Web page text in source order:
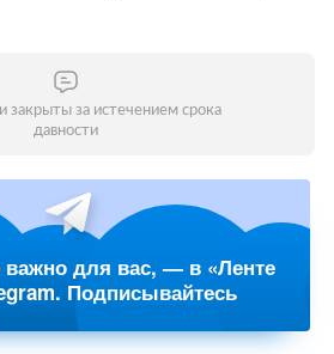
закрыты за истечением срока
давности
важно для вас, — в «Ленте
Подписывайтесь